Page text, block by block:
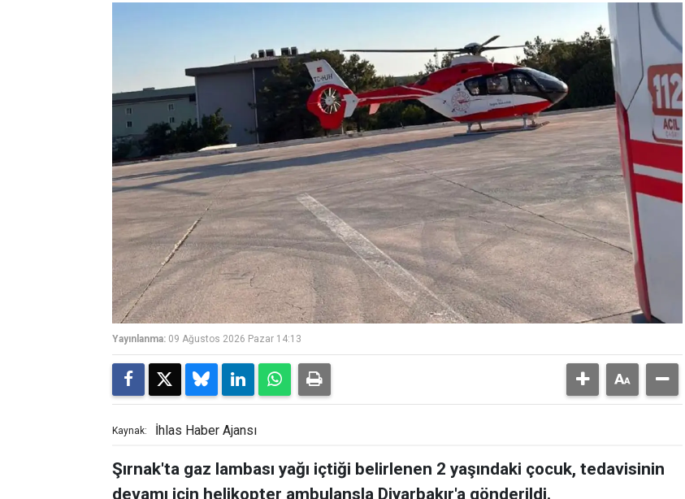
Yayınlanma: 09 Ağustos 2026 Pazar 14:13
Kaynak: İhlas Haber Ajansı
Şırnak'ta gaz lambası yağı içtiği belirlenen 2 yaşındaki çocuk, tedavisinin
devamı için helikopter ambulansla Diyarbakır'a gönderildi.